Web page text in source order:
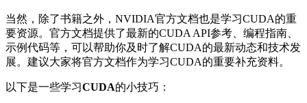
当然，除了书籍之外，NVIDIA官方文档也是学习CUDA的重
要资源。官方文档提供了最新的CUDA API参考、编程指南、
示例代码等，可以帮助你及时了解CUDA的最新动态和技术发
展。建议大家将官方文档作为学习CUDA的重要补充资料。
以下是一些学习CUDA的小技巧：